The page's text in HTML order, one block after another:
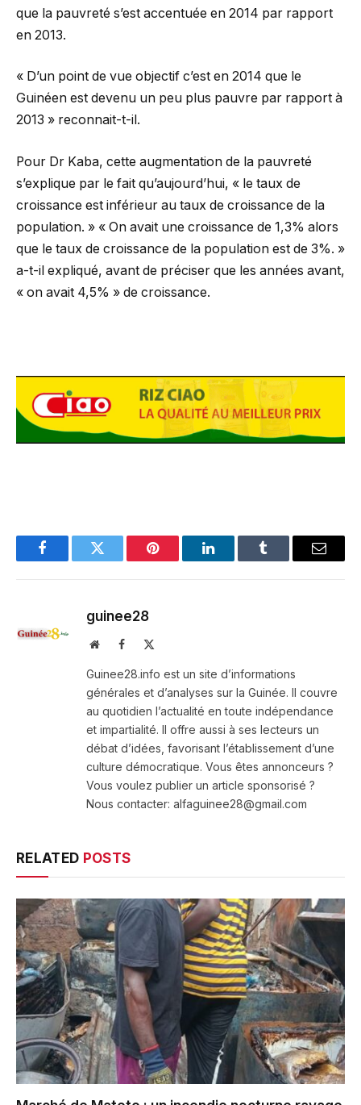
que la pauvreté s’est accentuée en 2014 par rapport
en 2013.
« D’un point de vue objectif c’est en 2014 que le
Guinéen est devenu un peu plus pauvre par rapport à
2013 » reconnait-t-il.
Pour Dr Kaba, cette augmentation de la pauvreté
s’explique par le fait qu’aujourd’hui, « le taux de
croissance est inférieur au taux de croissance de la
population. » « On avait une croissance de 1,3% alors
que le taux de croissance de la population est de 3%. »
a-t-il expliqué, avant de préciser que les années avant,
« on avait 4,5% » de croissance.
FacebookTwitter Pinterest LinkedInTumblr Email
guinee28
WebsiteFacebook
Guinee28.info est un site d’informations
générales et d’analyses sur la Guinée. Il couvre
au quotidien l’actualité en toute indépendance
et impartialité. Il offre aussi à ses lecteurs un
débat d’idées, favorisant l’établissement d’une
culture démocratique. Vous êtes annonceurs ?
Vous voulez publier un article sponsorisé ?
Nous contacter: alfaguinee28@gmail.com
RELATED POSTS